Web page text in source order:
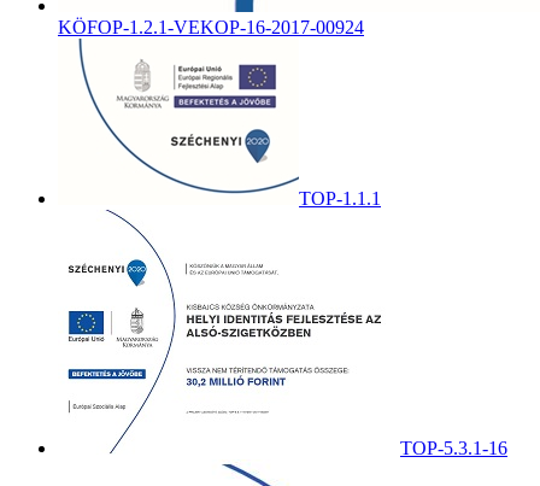
KÖFOP-1.2.1-VEKOP-16-2017-00924
TOP-1.1.1
TOP-5.3.1-16